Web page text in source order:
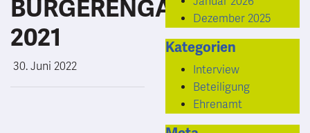
BÜRGERENGAGEMENT
2021
30. Juni 2022
Dezember 2025
Kategorien
Interview
Beteiligung
Ehrenamt